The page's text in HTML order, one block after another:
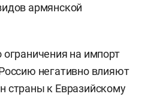
армянской
ограничения на импорт
негативно влияют
страны к Евразийскому